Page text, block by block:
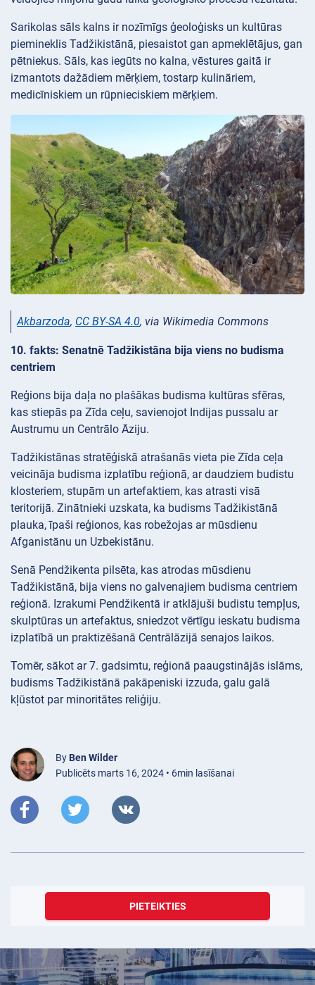
Sarikolas sāls kalns ir nozīmīgs ģeoloģisks un kultūras
piemineklis Tadžikistānā, piesaistot gan apmeklētājus, gan
pētniekus. Sāls, kas iegūts no kalna, vēstures gaitā ir
izmantots dažādiem mērķiem, tostarp kulināriem,
medicīniskiem un rūpnieciskiem mērķiem.
Akbarzoda, CC BY-SA 4.0, via Wikimedia Commons
10. fakts: Senatnē Tadžikistāna bija viens no budisma
centriem
Reģions bija daļa no plašākas budisma kultūras sfēras,
kas stiepās pa Zīda ceļu, savienojot Indijas pussalu ar
Austrumu un Centrālo Āziju.
Tadžikistānas stratēģiskā atrašanās vieta pie Zīda ceļa
veicināja budisma izplatību reģionā, ar daudziem budistu
klosteriem, stupām un artefaktiem, kas atrasti visā
teritorijā. Zinātnieki uzskata, ka budisms Tadžikistānā
plauka, īpaši reģionos, kas robežojas ar mūsdienu
Afganistānu un Uzbekistānu.
Senā Pendžikenta pilsēta, kas atrodas mūsdienu
Tadžikistānā, bija viens no galvenajiem budisma centriem
reģionā. Izrakumi Pendžikentā ir atklājuši budistu tempļus,
skulptūras un artefaktus, sniedzot vērtīgu ieskatu budisma
izplatībā un praktizēšanā Centrālāzijā senajos laikos.
Tomēr, sākot ar 7. gadsimtu, reģionā paaugstinājās islāms,
budisms Tadžikistānā pakāpeniski izzuda, galu galā
kļūstot par minoritātes reliģiju.
By Ben Wilder
Publicēts marts 16, 2024 • 6min lasīšanai
PIETEIKTIES